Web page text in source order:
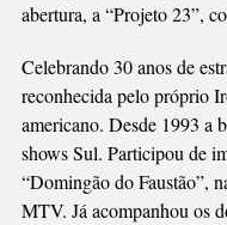
abertura, a “Projeto 23”,
Celebrando 30 anos de
reconhecida pelo próprio
americano. Desde 1993 a
shows Sul. Participou de
“Domingão do Faustão”,
MTV. Já acompanhou os